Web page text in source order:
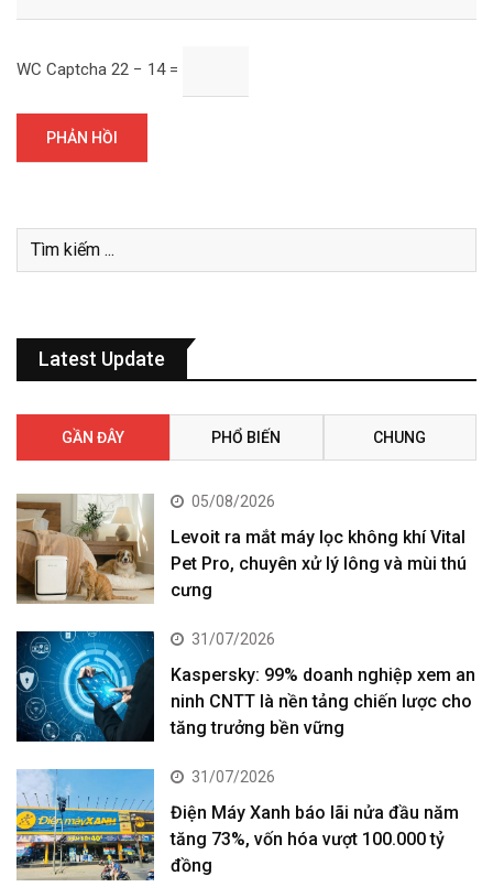
WC Captcha 22 − 14 =
Latest Update
GẦN ĐÂY PHỔ BIẾN CHUNG
05/08/2026
Levoit ra mắt máy lọc không khí Vital
Pet Pro, chuyên xử lý lông và mùi thú
cưng
31/07/2026
Kaspersky: 99% doanh nghiệp xem an
ninh CNTT là nền tảng chiến lược cho
tăng trưởng bền vững
31/07/2026
Điện Máy Xanh báo lãi nửa đầu năm
tăng 73%, vốn hóa vượt 100.000 tỷ
đồng